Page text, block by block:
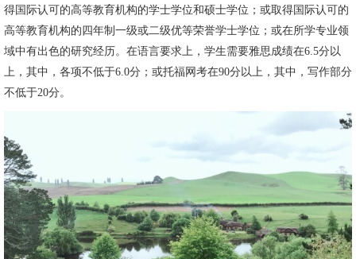
得国际认可的高等教育机构的学士学位和硕士学位；或取得国际认可的
高等教育机构的四年制一级或二级优等荣誉学士学位；或在所学专业领
域中有出色的研究经历。在语言要求上，学生需要雅思成绩在6.5分以
上，其中，各项不低于6.0分；或托福网考在90分以上，其中，写作部分
不低于20分。